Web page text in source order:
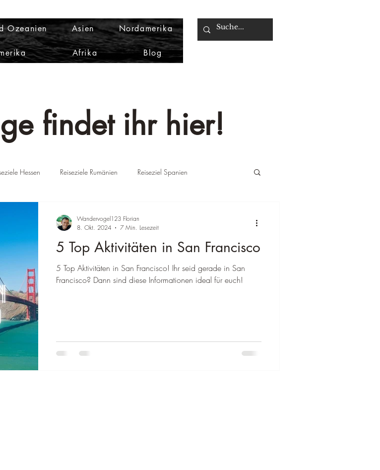
Ozeanien Asien Nordamerika
Afrika Blog
findet ihr hier!
Hessen Reiseziele Rumänien Reiseziel Spanien
Reiseziel Italien Reiseziel Australien
Baden-Württemberg
Brasilien
5 Top Aktivitäten in San Francisco
5 Top Aktivitäten in San Francisco! Ihr seid gerade in San
Francisco? Dann sind diese Informationen ideal für euch!
Wandervogel123 Florian
8. Okt. 2024
7 Min. Lesezeit